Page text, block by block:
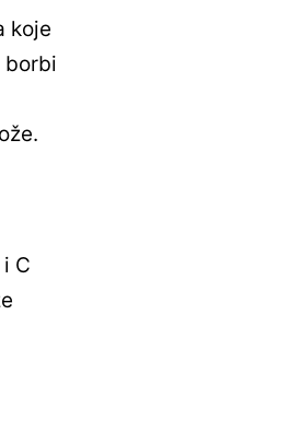
koje
borbi
C